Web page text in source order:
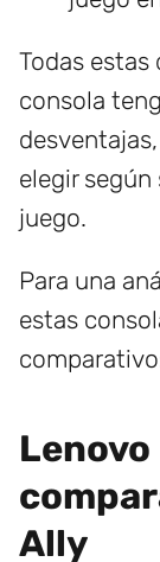
Todas estas
consola
elegir
juego.
Para una
estas
Lenovo
Ally